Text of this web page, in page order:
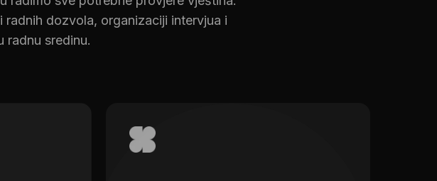
dozvola, organizaciji intervjua i
radnu sredinu.
Indonezija